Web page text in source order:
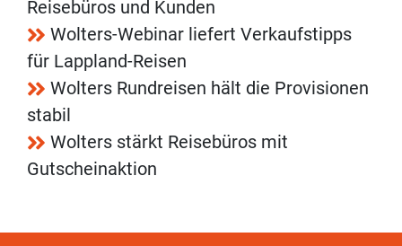
Reisebüros und Kunden
Wolters-Webinar liefert Verkaufstipps
für Lappland-Reisen
Wolters Rundreisen hält die Provisionen
stabil
Wolters stärkt Reisebüros mit
Gutscheinaktion